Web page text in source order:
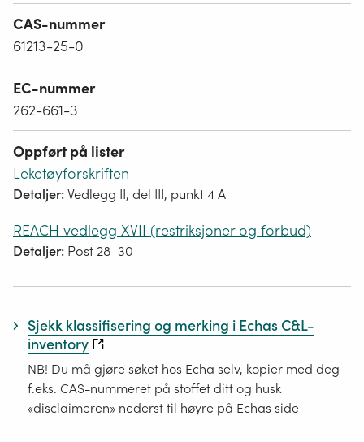
CAS-nummer
61213-25-0
EC-nummer
262-661-3
Oppført på lister
Leketøyforskriften
Detaljer:Vedlegg II, del III, punkt 4 A
REACH vedlegg XVII (restriksjoner og forbud)
Detaljer: Post 28-30
Sjekk klassifisering og merking i Echas C&L-
inventory
NB! Du må gjøre søket hos Echa selv, kopier med deg
f.eks. CAS-nummeret på stoffet ditt og husk
«disclaimeren» nederst til høyre på Echas side